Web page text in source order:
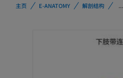
主页 E-ANATOMY 解剖结构 ...